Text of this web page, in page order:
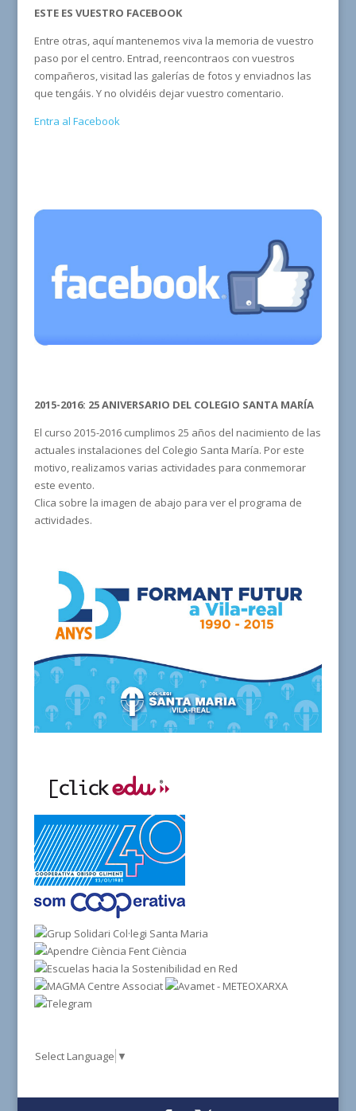
ESTE ES VUESTRO FACEBOOK
Entre otras, aquí mantenemos viva la memoria de vuestro
paso por el centro. Entrad, reencontraos con vuestros
compañeros, visitad las galerías de fotos y enviadnos las
que tengáis. Y no olvidéis dejar vuestro comentario.
Entra al Facebook
2015-2016: 25 ANIVERSARIO DEL COLEGIO SANTA MARÍA
El curso 2015-2016 cumplimos 25 años del nacimiento de las
actuales instalaciones del Colegio Santa María. Por este
motivo, realizamos varias actividades para conmemorar
este evento.
Clica sobre la imagen de abajo para ver el programa de
actividades.
Select Language ▼